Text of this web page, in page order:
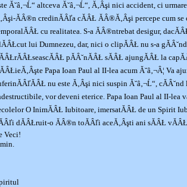
Ă˘â‚¬Ĺ“ altceva Ă˘â‚¬Ĺ“, Ă‚Âşi nici accident, ci
ĂÂ®n credinĂÂľa cĂÂŁ ĂÂ®Ă‚Âşi percepe cum
cu realitatea. S-a ĂÂ®ntrebat desigur,
lui Dumnezeu, dar, nici o clipĂÂŁ nu s-a
pĂÂ˘nĂÂŁ sĂÂŁ ajungĂÂŁ la
Papa Ioan Paul al II-lea acum Ă˘â‚¬Â¦ Va
nu este Ă‚Âşi nici suspin Ă˘â‚¬Ĺ“,
vor deveni eterice. Papa Ioan Paul al II-lea
O InimĂÂŁ Iubitoare, imersatĂÂŁ de un Spirit
dĂÂŁruit-o ĂÂ®n toĂÂľi aceĂ‚Âşti ani sĂÂŁ
Veci!